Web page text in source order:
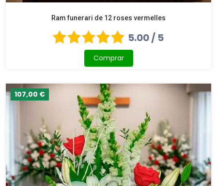
Ram funerari de 12 roses vermelles
5.00 / 5
Comprar
107,00 €